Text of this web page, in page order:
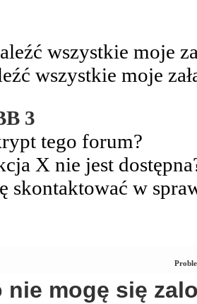
wszystkie moje
wszystkie moje
3
tego forum?
X nie jest
skontaktować w
nie mogę się